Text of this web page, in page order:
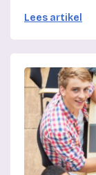
Lees artikel